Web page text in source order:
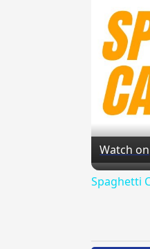
Watch on
Spaghetti